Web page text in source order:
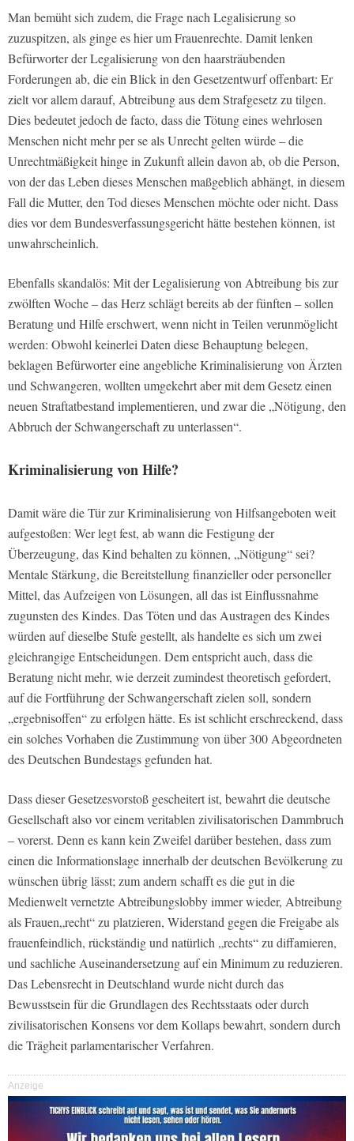
Man bemüht sich zudem, die Frage nach Legalisierung so
zuzuspitzen, als ginge es hier um Frauenrechte. Damit lenken
Befürworter der Legalisierung von den haarsträubenden
Forderungen ab, die ein Blick in den Gesetzentwurf offenbart: Er
zielt vor allem darauf, Abtreibung aus dem Strafgesetz zu tilgen.
Dies bedeutet jedoch de facto, dass die Tötung eines wehrlosen
Menschen nicht mehr per se als Unrecht gelten würde – die
Unrechtmäßigkeit hinge in Zukunft allein davon ab, ob die Person,
von der das Leben dieses Menschen maßgeblich abhängt, in diesem
Fall die Mutter, den Tod dieses Menschen möchte oder nicht. Dass
dies vor dem Bundesverfassungsgericht hätte bestehen können, ist
unwahrscheinlich.
Ebenfalls skandalös: Mit der Legalisierung von Abtreibung bis zur
zwölften Woche – das Herz schlägt bereits ab der fünften – sollen
Beratung und Hilfe erschwert, wenn nicht in Teilen verunmöglicht
werden: Obwohl keinerlei Daten diese Behauptung belegen,
beklagen Befürworter eine angebliche Kriminalisierung von Ärzten
und Schwangeren, wollten umgekehrt aber mit dem Gesetz einen
neuen Straftatbestand implementieren, und zwar die „Nötigung, den
Abbruch der Schwangerschaft zu unterlassen“.
Kriminalisierung von Hilfe?
Damit wäre die Tür zur Kriminalisierung von Hilfsangeboten weit
aufgestoßen: Wer legt fest, ab wann die Festigung der
Überzeugung, das Kind behalten zu können, „Nötigung“ sei?
Mentale Stärkung, die Bereitstellung finanzieller oder personeller
Mittel, das Aufzeigen von Lösungen, all das ist Einflussnahme
zugunsten des Kindes. Das Töten und das Austragen des Kindes
würden auf dieselbe Stufe gestellt, als handelte es sich um zwei
gleichrangige Entscheidungen. Dem entspricht auch, dass die
Beratung nicht mehr, wie derzeit zumindest theoretisch gefordert,
auf die Fortführung der Schwangerschaft zielen soll, sondern
„ergebnisoffen“ zu erfolgen hätte. Es ist schlicht erschreckend, dass
ein solches Vorhaben die Zustimmung von über 300 Abgeordneten
des Deutschen Bundestags gefunden hat.
Dass dieser Gesetzesvorstoß gescheitert ist, bewahrt die deutsche
Gesellschaft also vor einem veritablen zivilisatorischen Dammbruch
– vorerst. Denn es kann kein Zweifel darüber bestehen, dass zum
einen die Informationslage innerhalb der deutschen Bevölkerung zu
wünschen übrig lässt; zum andern schafft es die gut in die
Medienwelt vernetzte Abtreibungslobby immer wieder, Abtreibung
als Frauen„recht“ zu platzieren, Widerstand gegen die Freigabe als
frauenfeindlich, rückständig und natürlich „rechts“ zu diffamieren,
und sachliche Auseinandersetzung auf ein Minimum zu reduzieren.
Das Lebensrecht in Deutschland wurde nicht durch das
Bewusstsein für die Grundlagen des Rechtsstaats oder durch
zivilisatorischen Konsens vor dem Kollaps bewahrt, sondern durch
die Trägheit parlamentarischer Verfahren.
Anzeige